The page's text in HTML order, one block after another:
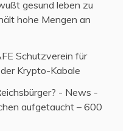
gesund leben zu
hohe Mengen an
Schutzverein für
Krypto-Kabale
- News -
aufgetaucht – 600